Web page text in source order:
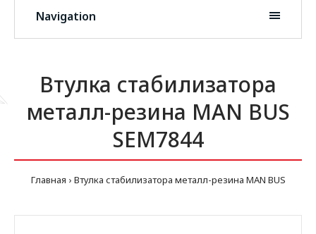
Navigation
Втулка стабилизатора
металл-резина MAN BUS
SEM7844
Главная Втулка стабилизатора металл-резина MAN BUS